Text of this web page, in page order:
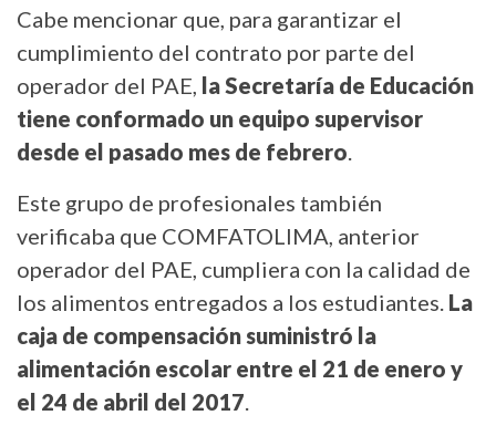
Cabe mencionar que, para garantizar el
cumplimiento del contrato por parte del
operador del PAE, la Secretaría de Educación
tiene conformado un equipo supervisor
desde el pasado mes de febrero.
Este grupo de profesionales también
verificaba que COMFATOLIMA, anterior
operador del PAE, cumpliera con la calidad de
los alimentos entregados a los estudiantes. La
caja de compensación suministró la
alimentación escolar entre el 21 de enero y
el 24 de abril del 2017.